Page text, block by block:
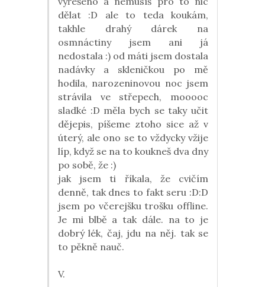
dělat :D ale to teda koukám,
takhle drahý dárek na
osmnáctiny jsem ani já
nedostala :) od máti jsem dostala
nadávky a skleničkou po mě
hodila, narozeninovou noc jsem
strávila ve střepech, mooooc
sladké :D měla bych se taky učit
dějepis, píšeme ztoho sice až v
úterý, ale ono se to vždycky vžije
líp, když se na to koukneš dva dny
po sobě, že :)
jak jsem ti říkala, že cvičím
denně, tak dnes to fakt seru :D:D
jsem po včerejšku trošku offline.
Je mi blbě a tak dále. na to je
dobrý lék, čaj, jdu na něj. tak se
to pěkně nauč.
V.